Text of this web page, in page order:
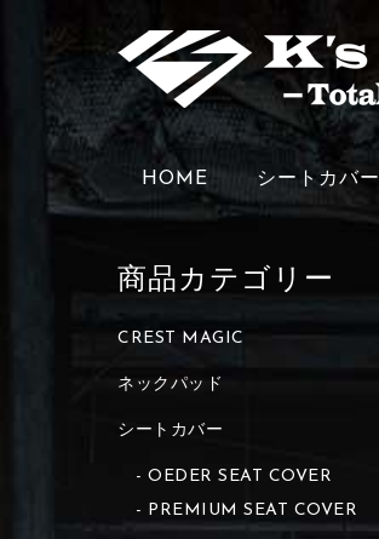
HOME シートカバー
商品カテゴリー
CREST MAGIC
ネックパッド
シートカバー
OEDER SEAT COVER
PREMIUM SEAT COVER